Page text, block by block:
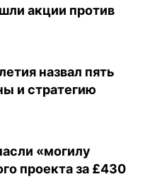
акции против
назвал пять
и стратегию
«могилу
проекта за £430